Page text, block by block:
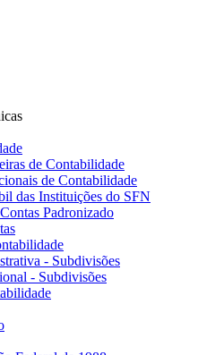
de Contabilidade
de Contabilidade
das Instituições do SFN
Padronizado
- Subdivisões
- Subdivisões